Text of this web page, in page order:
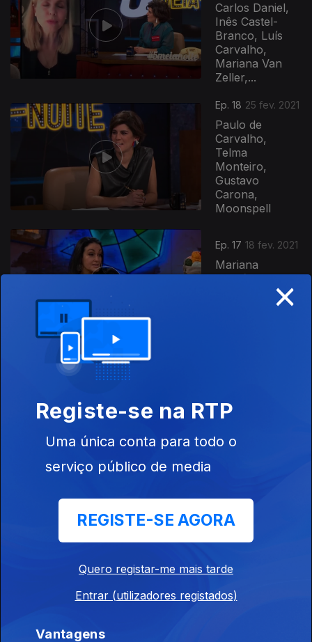
Carlos Daniel,
Inês Castel-
Branco, Luís
Carvalho,
Mariana Van
Zeller,...
Ep. 18 25 fev. 2021
Paulo de
Carvalho,
Telma
Monteiro,
Gustavo
Carona,
Moonspell
Ep. 17 18 fev. 2021
Mariana
Mortágua, Rita
Santos, Ana
Guiomar, José
Azeitonas
António
Raminhos,
Cláudia Lopes,
×
Registe-se na RTP
Uma única conta para todo o
serviço público de media
REGISTE-SE AGORA
Quero registar-me mais tarde
Entrar (utilizadores registados)
Vantagens